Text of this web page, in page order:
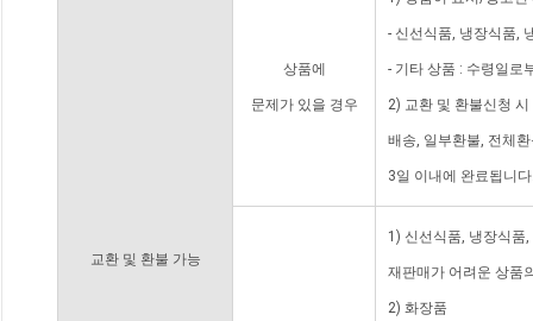
교환 및 환불 가능
상품에
문제가 있을 경우
- 신선식품, 냉장식품,
- 기타 상품 : 수령일로
2) 교환 및 환불신청
배송, 일부환불, 전체
3일 이내에 완료됩니
1) 신선식품, 냉장식품
재판매가 어려운 상품
2) 화장품